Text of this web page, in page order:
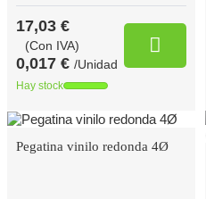
17,03 €
(Con IVA)
0,017 € /Unidad
Hay stock
Pegatina vinilo redonda 4Ø